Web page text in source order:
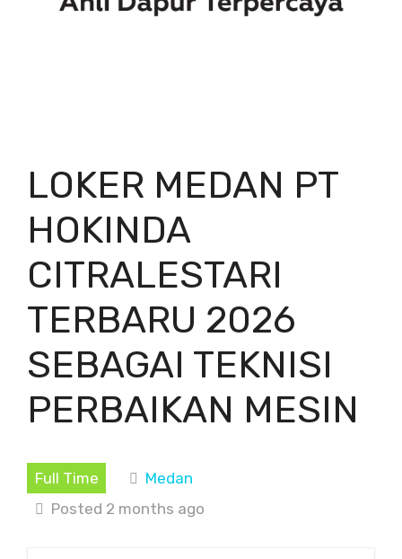
LOKER MEDAN PT
HOKINDA
CITRALESTARI
TERBARU 2026
SEBAGAI TEKNISI
PERBAIKAN MESIN
Full Time
Medan
Posted 2 months ago